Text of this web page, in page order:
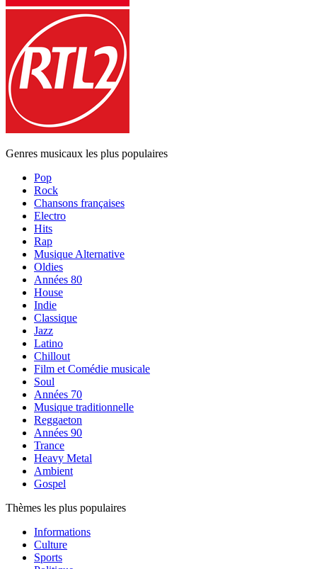
Genres musicaux les plus populaires
Pop
Rock
Chansons françaises
Electro
Hits
Rap
Musique Alternative
Oldies
Années 80
House
Indie
Classique
Jazz
Latino
Chillout
Film et Comédie musicale
Soul
Années 70
Musique traditionnelle
Reggaeton
Années 90
Trance
Heavy Metal
Ambient
Gospel
Thèmes les plus populaires
Informations
Culture
Sports